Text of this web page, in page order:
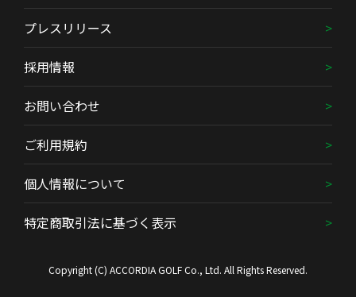
プレスリリース
採用情報
お問い合わせ
ご利用規約
個人情報について
特定商取引法に基づく表示
Copyright (C) ACCORDIA GOLF Co., Ltd. All Rights Reserved.